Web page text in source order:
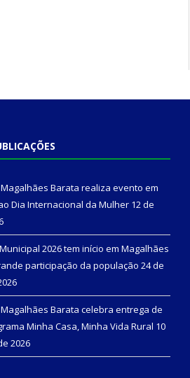
Barata realiza evento em
Dia Internacional da Mulher 12 de
2026 tem início em Magalhães
participação da população 24 de
Barata celebra entrega de
Minha Casa, Minha Vida Rural 10
2026